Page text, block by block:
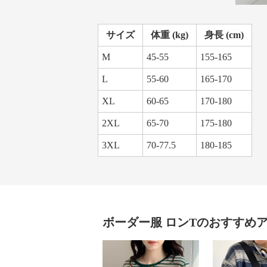
サイズ 体重 (kg) 身長 (cm)
M 45-55 155-165
L 55-60 165-170
XL 60-65 170-180
2XL 65-70 175-180
3XL 70-77.5 180-185
ボーダー服 ロンTのおすすめ